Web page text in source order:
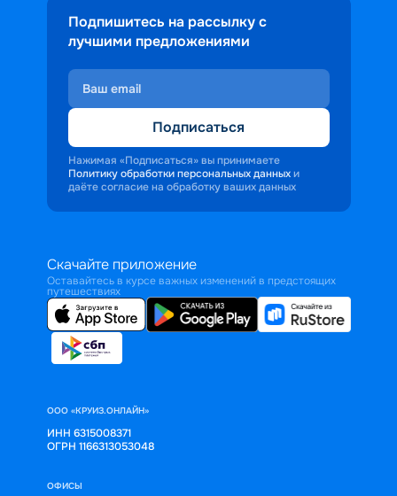
Подпишитесь на рассылку с
лучшими предложениями
Подписаться
Нажимая «Подписаться» вы принимаете
Политику обработки персональных данных и
даёте согласие на обработку ваших данных
Скачайте приложение
Оставайтесь в курсе важных изменений в предстоящих
путешествиях
ООО «КРУИЗ.ОНЛАЙН»
ИНН 6315008371
ОГРН 1166313053048
ОФИСЫ